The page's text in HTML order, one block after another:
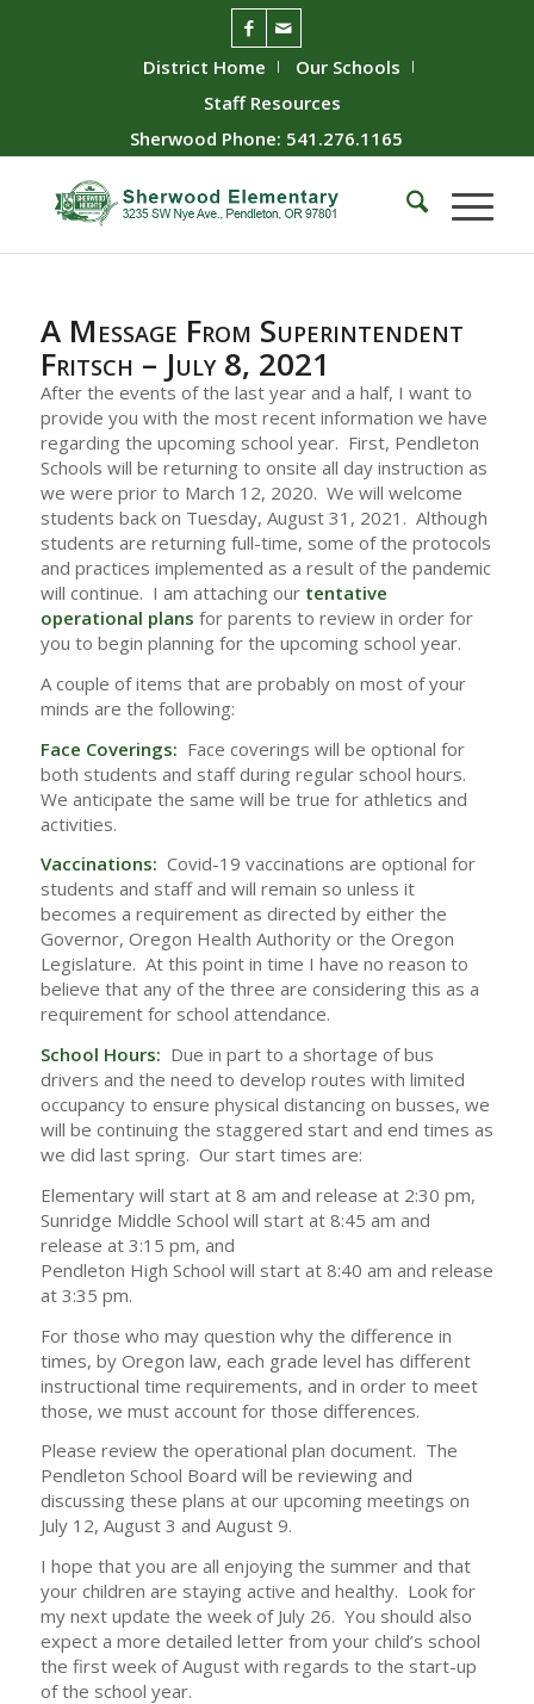
District Home
Our Schools
Staff Resources
Sherwood Phone: 541.276.1165
A Message From Superintendent
Fritsch – July 8, 2021
After the events of the last year and a half, I want to
provide you with the most recent information we have
regarding the upcoming school year. First, Pendleton
Schools will be returning to onsite all day instruction as
we were prior to March 12, 2020. We will welcome
students back on Tuesday, August 31, 2021. Although
students are returning full-time, some of the protocols
and practices implemented as a result of the pandemic
will continue. I am attaching our tentative
operational plans for parents to review in order for
you to begin planning for the upcoming school year.
A couple of items that are probably on most of your
minds are the following:
Face Coverings: Face coverings will be optional for
both students and staff during regular school hours.
We anticipate the same will be true for athletics and
activities.
Vaccinations: Covid-19 vaccinations are optional for
students and staff and will remain so unless it
becomes a requirement as directed by either the
Governor, Oregon Health Authority or the Oregon
Legislature. At this point in time I have no reason to
believe that any of the three are considering this as a
requirement for school attendance.
School Hours: Due in part to a shortage of bus
drivers and the need to develop routes with limited
occupancy to ensure physical distancing on busses, we
will be continuing the staggered start and end times as
we did last spring. Our start times are:
Elementary will start at 8 am and release at 2:30 pm,
Sunridge Middle School will start at 8:45 am and
release at 3:15 pm, and
Pendleton High School will start at 8:40 am and release
at 3:35 pm.
For those who may question why the difference in
times, by Oregon law, each grade level has different
instructional time requirements, and in order to meet
those, we must account for those differences.
Please review the operational plan document. The
Pendleton School Board will be reviewing and
discussing these plans at our upcoming meetings on
July 12, August 3 and August 9.
I hope that you are all enjoying the summer and that
your children are staying active and healthy. Look for
my next update the week of July 26. You should also
expect a more detailed letter from your child’s school
the first week of August with regards to the start-up
of the school year.